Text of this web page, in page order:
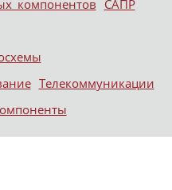
компонентов САПР
Телекоммуникации